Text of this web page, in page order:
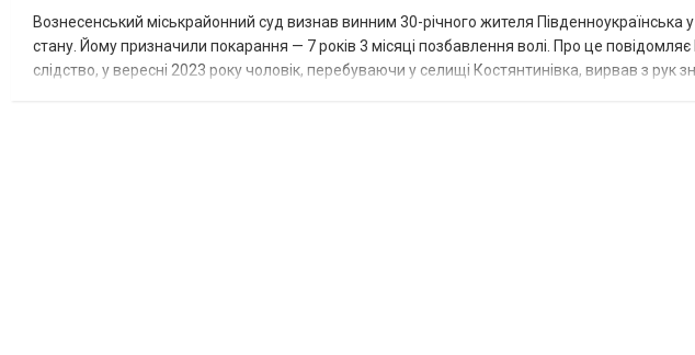
Вознесенський міськрайонний суд визнав винним 30-річного жителя
стану. Йому призначили покарання — 7 років 3 місяці позбавлення волі. Про це
слідство, у вересні 2023 року чоловік, перебуваючи у селищі Костянтинівка, вирвав з рук